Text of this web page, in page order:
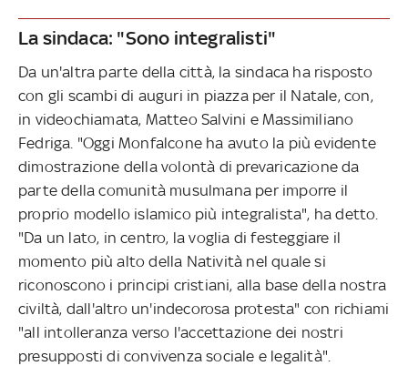
La sindaca: "Sono integralisti"
Da un'altra parte della città, la sindaca ha risposto
con gli scambi di auguri in piazza per il Natale, con,
in videochiamata, Matteo Salvini e Massimiliano
Fedriga. "Oggi Monfalcone ha avuto la più evidente
dimostrazione della volontà di prevaricazione da
parte della comunità musulmana per imporre il
proprio modello islamico più integralista", ha detto.
"Da un lato, in centro, la voglia di festeggiare il
momento più alto della Natività nel quale si
riconoscono i principi cristiani, alla base della nostra
civiltà, dall'altro un'indecorosa protesta" con richiami
"all intolleranza verso l'accettazione dei nostri
presupposti di convivenza sociale e legalità".